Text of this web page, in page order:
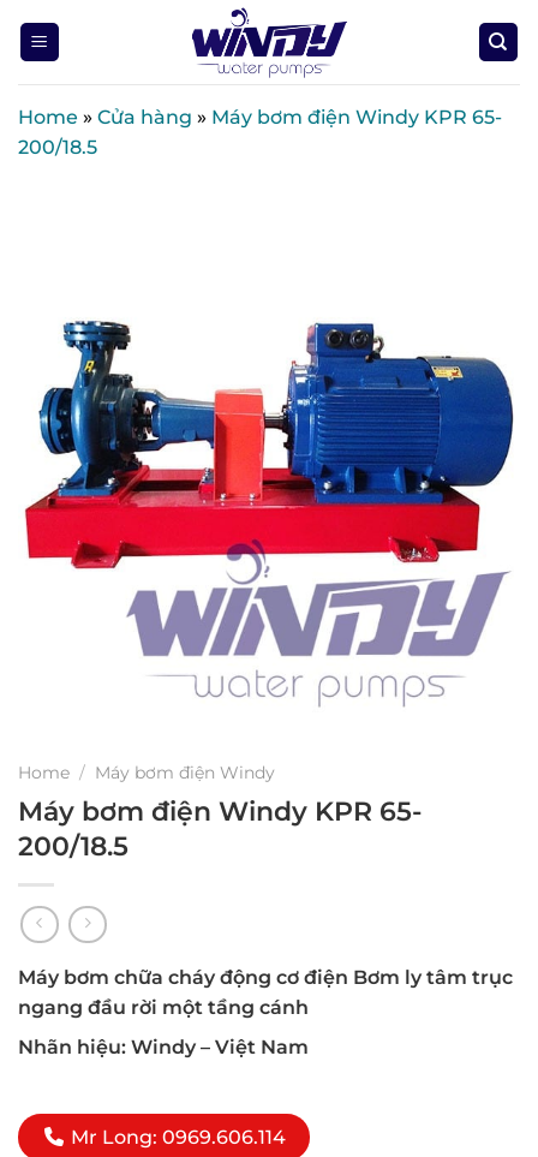
Home » Cửa hàng » Máy bơm điện Windy KPR 65-
200/18.5
Home / Máy bơm điện Windy
Máy bơm điện Windy KPR 65-
200/18.5
Máy bơm chữa cháy động cơ điện Bơm ly tâm trục
ngang đầu rời một tầng cánh
Nhãn hiệu: Windy – Việt Nam
Mr Long: 0969.606.114